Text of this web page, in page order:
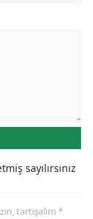
sayılırsınız
tartışalım *